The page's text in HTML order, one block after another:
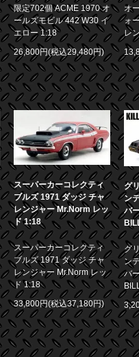
限定702個 ACME 1970 オ
ールズモビル 442 W30 イ
エロー 1:18
26,800円(税込29,480円)
オ
ォ
レ
スーパーカーコレクティ
ブルズ 1971 ダッジ チャ
レンジャー Mr.Norm レッ
ド 1:18
スーパーカーコレクティ
ブルズ 1971 ダッジ チャ
レンジャー Mr.Norm レッ
ド 1:18
33,800円(税込37,180円)
グ
ン
バ
グ
ン
バ